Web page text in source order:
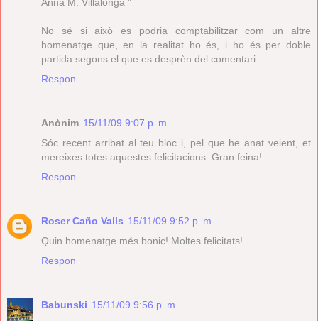
No sé si això es podria comptabilitzar com un altre
homenatge que, en la realitat ho és, i ho és per doble
partida segons el que es desprèn del comentari
Respon
Anònim 15/11/09 9:07 p. m.
Sóc recent arribat al teu bloc i, pel que he anat veient, et
mereixes totes aquestes felicitacions. Gran feina!
Respon
Roser Caño Valls 15/11/09 9:52 p. m.
Quin homenatge més bonic! Moltes felicitats!
Respon
Babunski 15/11/09 9:56 p. m.